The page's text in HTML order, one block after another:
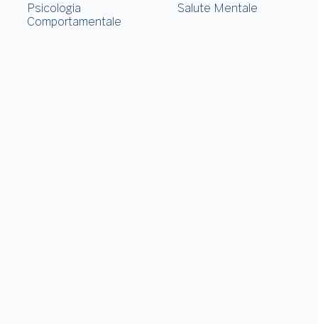
Psicologia
Comportamentale
Salute Mentale